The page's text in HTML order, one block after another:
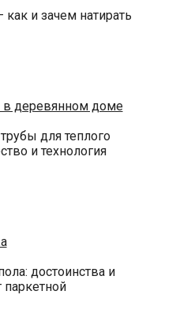
и зачем натирать
для теплого
и технология
достоинства и
паркетной